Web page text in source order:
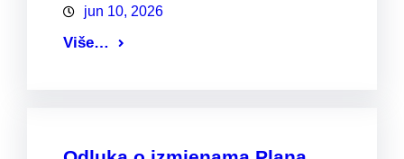
jun 10, 2026
Više…